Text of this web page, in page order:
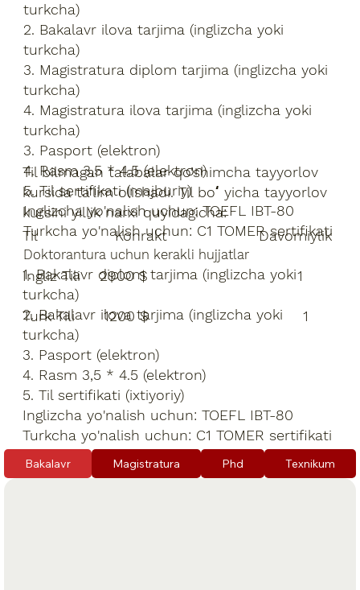
turkcha)
2. Bakalavr ilova tarjima (inglizcha yoki
turkcha)
3. Magistratura diplom tarjima (inglizcha yoki
turkcha)
4. Magistratura ilova tarjima (inglizcha yoki
turkcha)
3. Pasport (elektron)
4. Rasm 3,5 * 4.5 (elektron)
5. Til sertifikati (majburiy)
Inglizcha yo'nalish uchun: TOEFL IBT-80
Turkcha yo'nalish uchun: C1 TOMER sertifikati
Doktorantura uchun kerakli hujjatlar
1. Bakalavr diplom tarjima (inglizcha yoki
turkcha)
2. Bakalavr ilova tarjima (inglizcha yoki
turkcha)
3. Pasport (elektron)
4. Rasm 3,5 * 4.5 (elektron)
5. Til sertifikati (ixtiyoriy)
Inglizcha yo'nalish uchun: TOEFL IBT-80
Turkcha yo'nalish uchun: C1 TOMER sertifikati
Til bilmagan talabalar qo’shimcha tayyorlov
kursida ta’lim olishadi. Til boʻyicha tayyorlov
kursini yillik narxi quyidagicha:
Til Konrakt Davomiylik
Ingliz Tili 2900 $ 1
Turk Tili 1200 $ 1
Bakalavr Magistratura Phd Texnikum